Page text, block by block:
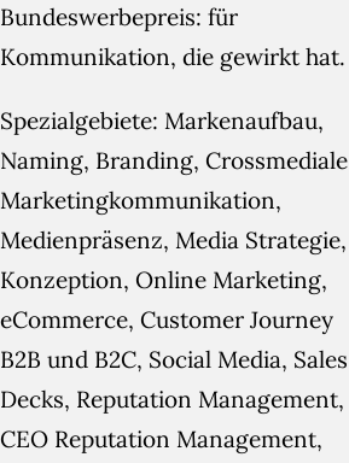
Bundeswerbepreis: für
Kommunikation, die gewirkt hat.
Spezialgebiete: Markenaufbau,
Naming, Branding, Crossmediale
Marketingkommunikation,
Medienpräsenz, Media Strategie,
Konzeption, Online Marketing,
eCommerce, Customer Journey
B2B und B2C, Social Media, Sales
Decks, Reputation Management,
CEO Reputation Management,